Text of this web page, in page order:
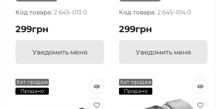
Код товара: 2.645-013.0
299грн
Уведомить меня
Код товара: 2.645-014.0
299грн
Уведомить меня
Хит продаж
Продано
Хит продаж
Продано